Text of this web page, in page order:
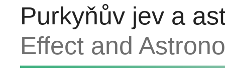
Purkyňův jev a
Effect and